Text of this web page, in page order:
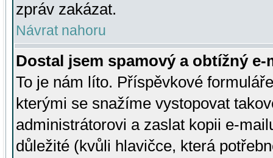
zpráv zakázat.
Návrat nahoru
Dostal jsem spamový a obtížný
To je nám líto. Příspěvkové
kterými se snažíme vystopovat
administrátorovi a zaslat kopii e-
důležité (kvůli hlavičce, která